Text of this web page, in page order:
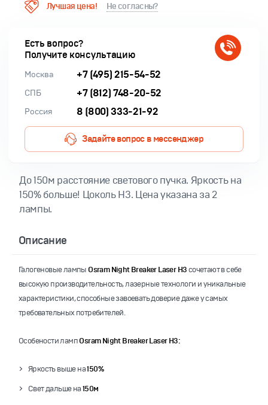
Лучшая цена! Не согласны?
Есть вопрос?
Получите консультацию
Москва +7 (495) 215-54-52
СПБ +7 (812) 748-20-52
Россия 8 (800) 333-21-92
Задайте вопрос в мессенджер
До 150м расстояние светового пучка. Яркость на
150% больше! Цоколь H3. Цена указана за 2
лампы.
Описание
Галогеновые лампыOsram Night Breaker Laser H3сочетают в себе
высокую производительность, лазерные технологи и уникальные
характеристики, способные завоевать доверие даже у самых
требовательных потребителей.
Особености лампOsram Night Breaker LaserH3:
Яркость выше на150%
Свет дальше на150м